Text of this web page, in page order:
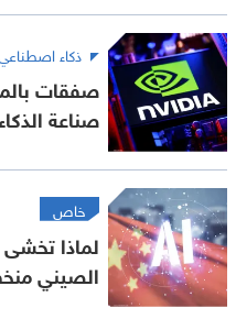
ذكاء
صفقات
صناعة
خاص
لماذا تخشى
الصيني